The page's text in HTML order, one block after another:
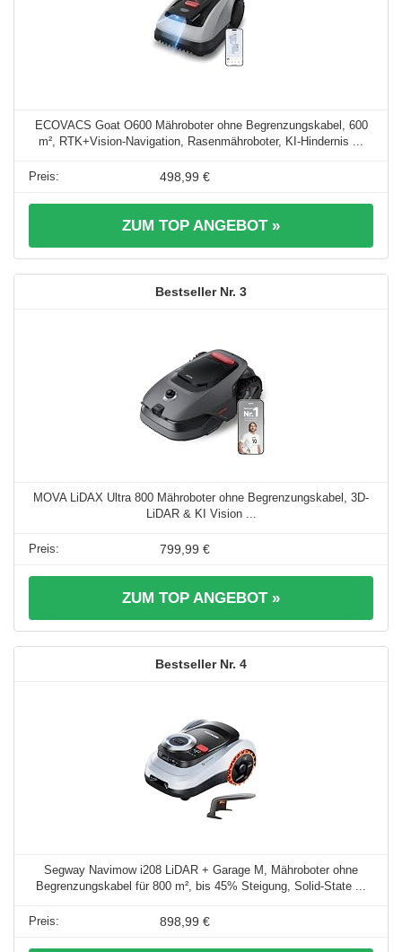
ECOVACS Goat O600 Mähroboter ohne Begrenzungskabel, 600
m², RTK+Vision-Navigation, Rasenmähroboter, KI-Hindernis ...
498,99 €
ZUM TOP ANGEBOT »
3
MOVA LiDAX Ultra 800 Mähroboter ohne Begrenzungskabel, 3D-
LiDAR & KI Vision ...
799,99 €
ZUM TOP ANGEBOT »
4
Segway Navimow i208 LiDAR + Garage M, Mähroboter ohne
Begrenzungskabel für 800 m², bis 45% Steigung, Solid-State ...
898,99 €